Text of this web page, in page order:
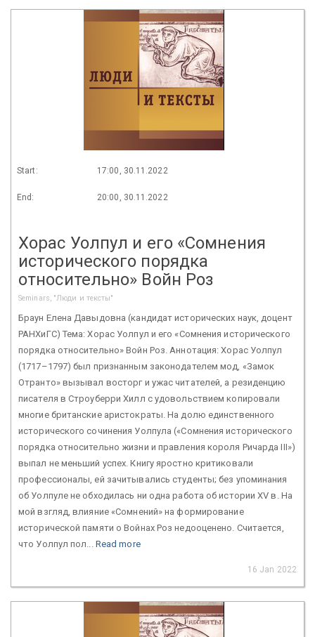
Start: 17:00, 30.11.2022
End: 20:00, 30.11.2022
Хорас Уолпул и его «Сомнения
исторического порядка
относительно» Войн Роз
Seminars, "Люди и тексты"
Браун Елена Давыдовна (кандидат исторических наук, доцент
РАНХиГС) Тема: Хорас Уолпул и его «Сомнения исторического
порядка относительно» Войн Роз. Аннотация: Хорас Уолпул
(1717–1797) был признанным законодателем мод, «Замок
Отранто» вызывал восторг и ужас читателей, а резиденцию
писателя в Строуберри Хилл с удовольствием копировали
многие британские аристократы. На долю единственного
исторического сочинения Уолпула («Сомнения исторического
порядка относительно жизни и правления короля Ричарда III»)
выпал не меньший успех. Книгу яростно критиковали
профессионалы, ей зачитывались студенты; без упоминания
об Уолпуле не обходилась ни одна работа об истории XV в. На
мой взгляд, влияние «Сомнений» на формирование
исторической памяти о Войнах Роз недооценено. Считается,
что Уолпул пол... Read more
16 Jan 2022